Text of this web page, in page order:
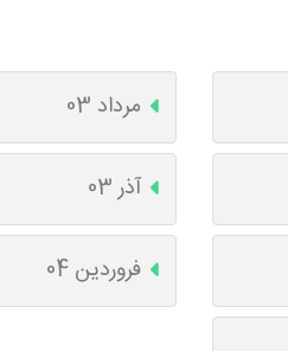
مرداد 03
آذر 03
فروردین 04